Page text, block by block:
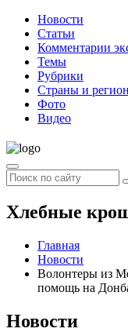
Новости
Статьи
Комментарии
Темы
Рубрики
Страны и
Фото
Видео
Хлебные
Главная
Новости
Волонтеры из
помощь на
Новости